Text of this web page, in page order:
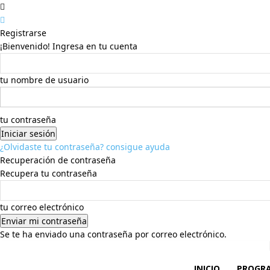
Registrarse
¡Bienvenido! Ingresa en tu cuenta
tu nombre de usuario
tu contraseña
¿Olvidaste tu contraseña? consigue ayuda
Recuperación de contraseña
Recupera tu contraseña
tu correo electrónico
Se te ha enviado una contraseña por correo electrónico.